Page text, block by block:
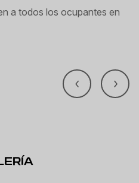
a todos los ocupantes en